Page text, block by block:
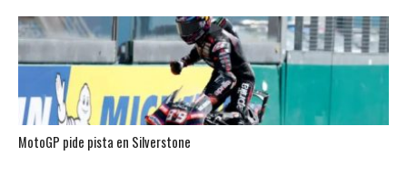
MotoGP pide pista en Silverstone